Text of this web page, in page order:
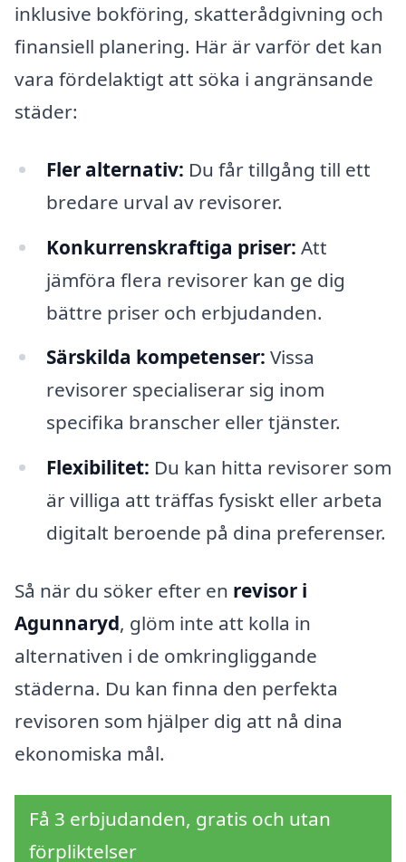
inklusive bokföring, skatterådgivning och
finansiell planering. Här är varför det kan
vara fördelaktigt att söka i angränsande
städer:
Fler alternativ: Du får tillgång till ett
bredare urval av revisorer.
Konkurrenskraftiga priser: Att
jämföra flera revisorer kan ge dig
bättre priser och erbjudanden.
Särskilda kompetenser: Vissa
revisorer specialiserar sig inom
specifika branscher eller tjänster.
Flexibilitet: Du kan hitta revisorer som
är villiga att träffas fysiskt eller arbeta
digitalt beroende på dina preferenser.
Så när du söker efter en revisor i
Agunnaryd, glöm inte att kolla in
alternativen i de omkringliggande
städerna. Du kan finna den perfekta
revisoren som hjälper dig att nå dina
ekonomiska mål.
Få 3 erbjudanden, gratis och utan
förpliktelser